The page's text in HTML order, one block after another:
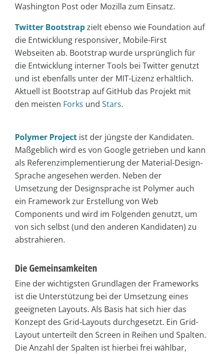
Washington Post oder Mozilla zum Einsatz.
Twitter Bootstrapzielt ebenso wie Foundation auf
die Entwicklung responsiver, Mobile-First
Webseiten ab. Bootstrap wurde ursprünglich für
die Entwicklung interner Tools bei Twitter genutzt
und ist ebenfalls unter der MIT-Lizenz erhältlich.
Aktuell ist Bootstrap auf GitHub das Projekt mit
den meisten Forks und Stars.
Polymer Project ist der jüngste der Kandidaten.
Maßgeblich wird es von Google getrieben und kann
als Referenzimplementierung der Material-Design-
Sprache angesehen werden. Neben der
Umsetzung der Designsprache ist Polymer auch
ein Framework zur Erstellung von Web
Components und wird im Folgenden genutzt, um
von sich selbst (und den anderen Kandidaten) zu
abstrahieren.
Die Gemeinsamkeiten
Eine der wichtigsten Grundlagen der Frameworks
ist die Unterstützung bei der Umsetzung eines
geeigneten Layouts. Als Basis hat sich hier das
Konzept des Grid-Layouts durchgesetzt. Ein Grid-
Layout unterteilt den Screen in Reihen und Spalten.
Die Anzahl der Spalten ist hierbei frei wählbar,